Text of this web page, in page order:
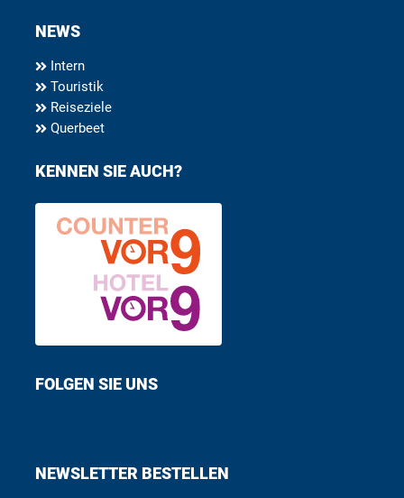
NEWS
Intern
Touristik
Reiseziele
Querbeet
KENNEN SIE AUCH?
FOLGEN SIE UNS
NEWSLETTER BESTELLEN